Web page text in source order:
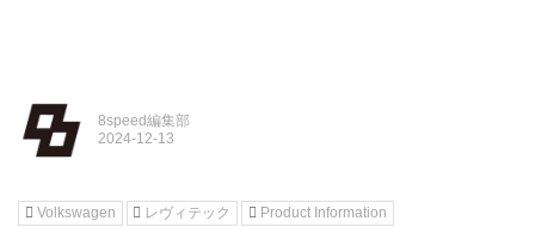
8speed編集部
Volkswagen レヴィテック Product Information